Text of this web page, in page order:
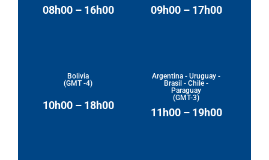
08h00 – 16h00 09h00 – 17h00
Bolivia
(GMT -4)
10h00 – 18h00
Argentina - Uruguay -
Brasil - Chile -
Paraguay
(GMT-3)
11h00 – 19h00